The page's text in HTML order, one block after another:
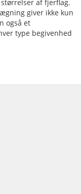
af fjerflag.
giver ikke kun
også et
type begivenhed